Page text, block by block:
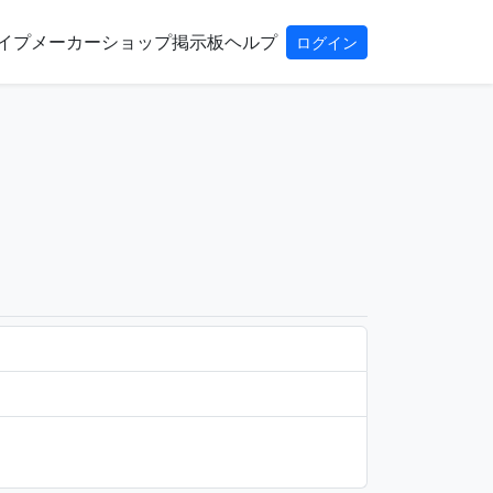
プメーカーショップ掲示板ヘルプ ログイン